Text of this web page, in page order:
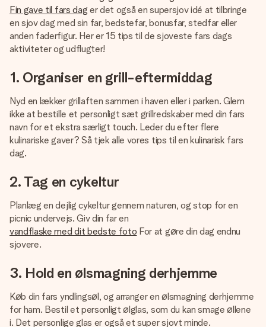
billede af dig eller en besked, der går lige i hendes hjerte.
Intet besvær men udelukkende en masse kærlighed i
øjeblikket.
Fin gave til fars dag er det også en supersjov idé at tilbringe
en sjov dag med sin far, bedstefar, bonusfar, stedfar eller
anden faderfigur. Her er 15 tips til de sjoveste fars dags
aktiviteter og udflugter!
1. Organiser en grill-eftermiddag
Nyd en lækker grillaften sammen i haven eller i parken. Glem
ikke at bestille et personligt sæt grillredskaber med din fars
navn for et ekstra særligt touch. Leder du efter flere
kulinariske gaver? Så tjek alle vores tips til en kulinarisk fars
dag.
2. Tag en cykeltur
Planlæg en dejlig cykeltur gennem naturen, og stop for en
picnic undervejs. Giv din far en
vandflaske med dit bedste foto For at gøre din dag endnu
sjovere.
3. Hold en ølsmagning derhjemme
Køb din fars yndlingsøl, og arranger en ølsmagning derhjemme
for ham. Bestil et personligt ølglas, som du kan smage øllene
i. Det personlige glas er også et super sjovt minde.